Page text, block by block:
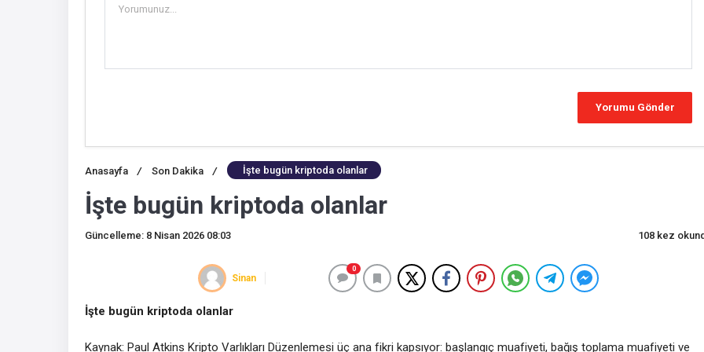
Anasayfa / Son Dakika / İşte bugün kriptoda olanlar
İşte bugün kriptoda olanlar
Güncelleme: 8 Nisan 2026 08:03 108 kez
Sinan
0
İşte bugün kriptoda olanlar
Kaynak: Paul Atkins Kripto Varlıkları Düzenlemesi üç ana fikri kapsıyor: başlangıç muafiyeti, bağış toplama muafiyeti ve